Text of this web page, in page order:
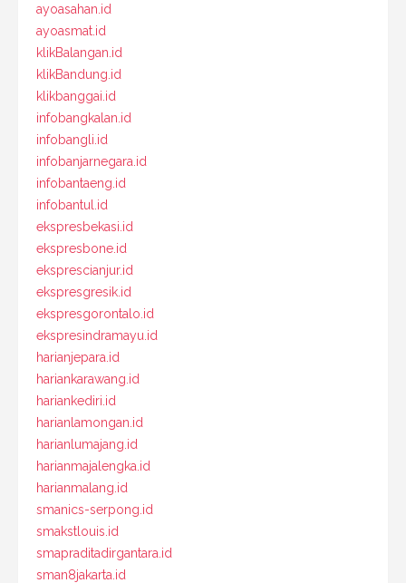
ayoasahan.id
ayoasmat.id
klikBalangan.id
klikBandung.id
klikbanggai.id
infobangkalan.id
infobangli.id
infobanjarnegara.id
infobantaeng.id
infobantul.id
ekspresbekasi.id
ekspresbone.id
eksprescianjur.id
ekspresgresik.id
ekspresgorontalo.id
ekspresindramayu.id
harianjepara.id
hariankarawang.id
hariankediri.id
harianlamongan.id
harianlumajang.id
harianmajalengka.id
harianmalang.id
smanics-serpong.id
smakstlouis.id
smapraditadirgantara.id
sman8jakarta.id